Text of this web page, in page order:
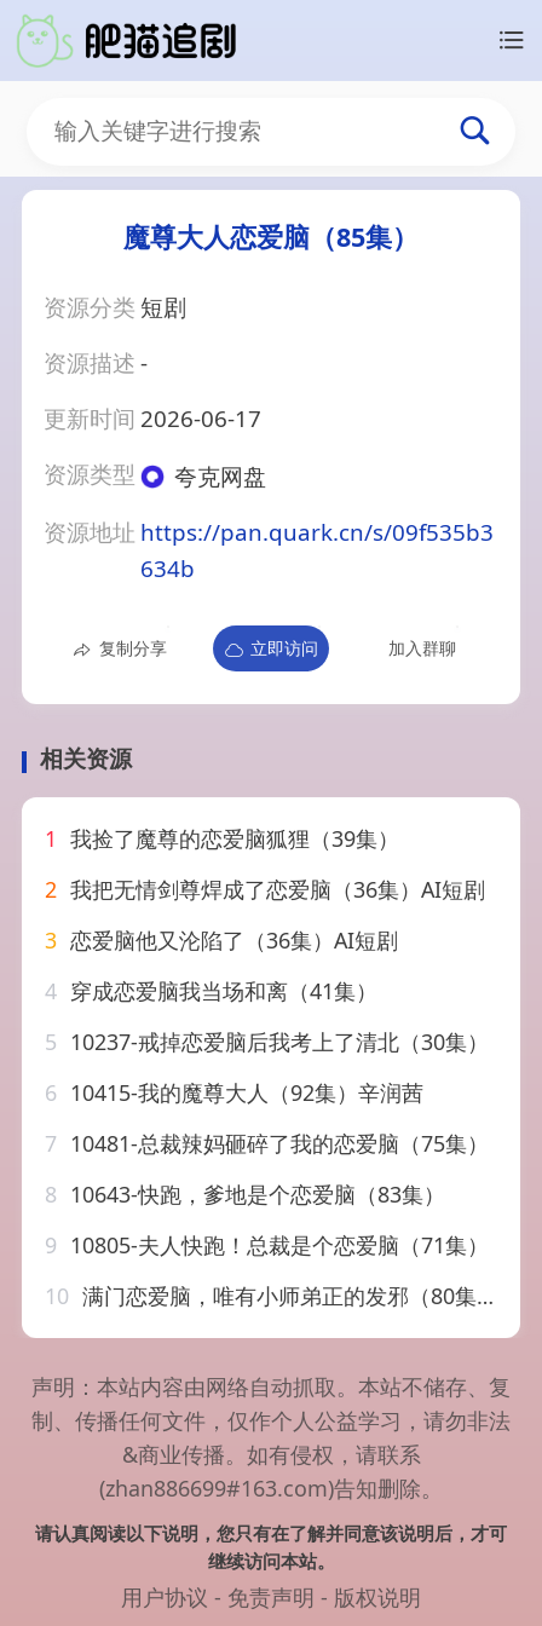
魔尊大人恋爱脑（85集）
资源分类 短剧
资源描述-
更新时间 2026-06-17
资源类型
夸克网盘
资源地址 https://pan.quark.cn/s/09f535b3
634b
复制分享 立即访问 加入群聊
相关资源
1 我捡了魔尊的恋爱脑狐狸（39集）
2 我把无情剑尊焊成了恋爱脑（36集）AI短剧
3 恋爱脑他又沦陷了（36集）AI短剧
4 穿成恋爱脑我当场和离（41集）
5 10237-戒掉恋爱脑后我考上了清北（30集）
6 10415-我的魔尊大人（92集）辛润茜
7 10481-总裁辣妈砸碎了我的恋爱脑（75集）
8 10643-快跑，爹地是个恋爱脑（83集）
9 10805-夫人快跑！总裁是个恋爱脑（71集）
10 满门恋爱脑，唯有小师弟正的发邪（80集）韩子帆＆吴翎薇&张棠&周子琪
声明：本站内容由网络自动抓取。本站不储存、复
制、传播任何文件，仅作个人公益学习，请勿非法
&商业传播。如有侵权，请联系
(zhan886699#163.com)告知删除。
请认真阅读以下说明，您只有在了解并同意该说明后，才可
继续访问本站。
用户协议 - 免责声明 - 版权说明